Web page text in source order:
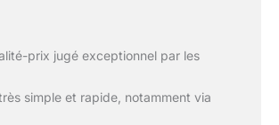
prix jugé exceptionnel par les
simple et rapide, notamment via